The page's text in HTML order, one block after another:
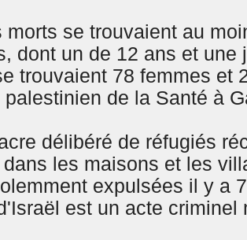
morts se trouvaient au
dont un de 12 ans et une
trouvaient 78 femmes et
palestinien de la Santé à
délibéré de réfugiés
dans les maisons et les
expulsées il y a
est un acte criminel